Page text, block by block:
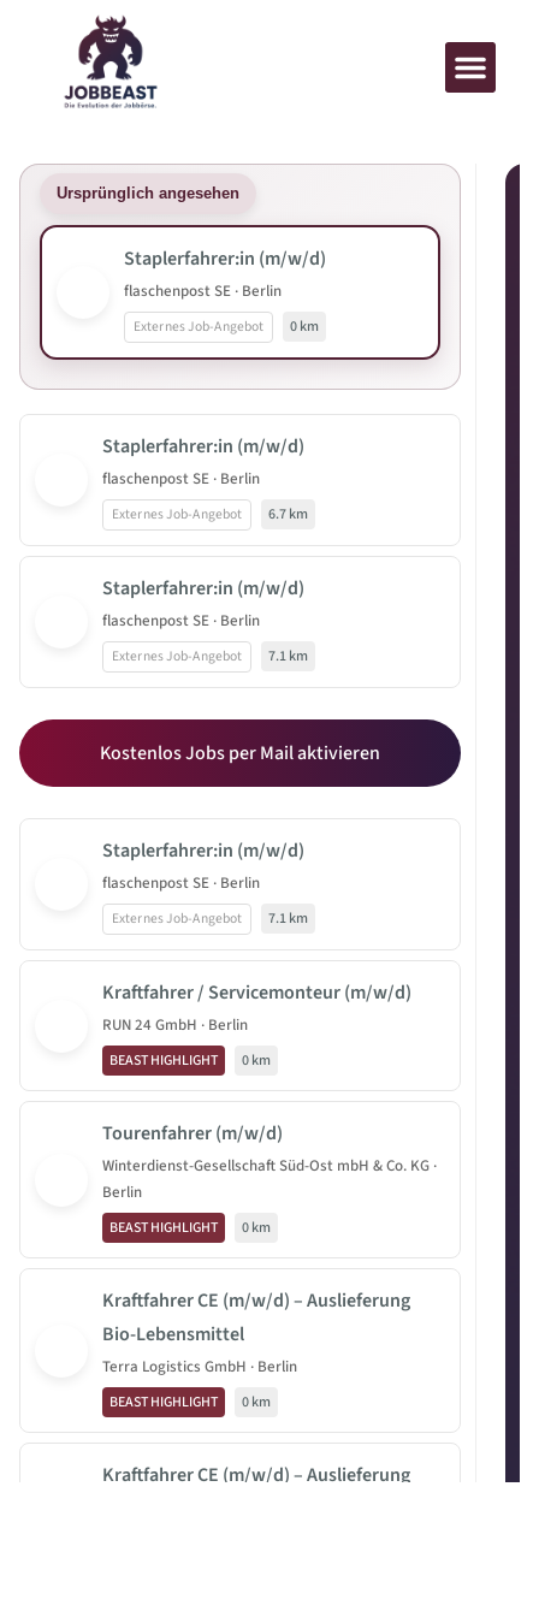
Ursprünglich angesehen
Staplerfahrer:in (m/w/d)
flaschenpost SE · Berlin
Externes Job-Angebot 0 km
Staplerfahrer:in (m/w/d)
flaschenpost SE · Berlin
Externes Job-Angebot 6.7 km
Staplerfahrer:in (m/w/d)
flaschenpost SE · Berlin
Externes Job-Angebot 7.1 km
Kostenlos Jobs per Mail aktivieren
Staplerfahrer:in (m/w/d)
flaschenpost SE · Berlin
Externes Job-Angebot 7.1 km
Kraftfahrer / Servicemonteur (m/w/d)
RUN 24 GmbH · Berlin
BEAST HIGHLIGHT 0 km
Tourenfahrer (m/w/d)
Winterdienst-Gesellschaft Süd-Ost mbH & Co. KG ·
Berlin
BEAST HIGHLIGHT 0 km
Kraftfahrer CE (m/w/d) – Auslieferung
Bio-Lebensmittel
Terra Logistics GmbH · Berlin
BEAST HIGHLIGHT 0 km
Kraftfahrer CE (m/w/d) – Auslieferung